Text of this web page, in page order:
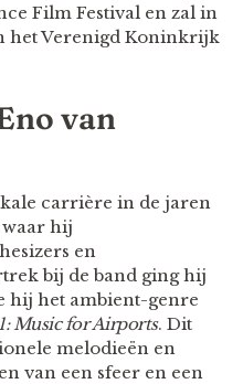
Film Festival en zal in
het Verenigd Koninkrijk
van
carrière in de jaren
waar hij
en
bij de band ging hij
hij het ambient-genre
Music for Airports. Dit
melodieën en
van een sfeer en een